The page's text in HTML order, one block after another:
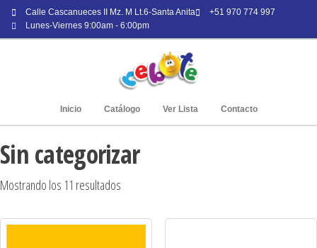
Calle Cascanueces II Mz. M Lt.6-Santa Anita
+51 970 774 997
Lunes-Viernes 9:00am - 6:00pm
Inicio Catálogo Ver Lista Contacto
Sin categorizar
Mostrando los 11 resultados